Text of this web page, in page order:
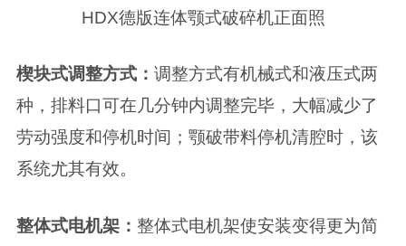
HDX德版连体颚式破碎机正面照
楔块式调整方式： 调整方式有机械式和液压式两
种，排料口可在几分钟内调整完毕，大幅减少了
劳动强度和停机时间；颚破带料停机清腔时，该
系统尤其有效。
整体式电机架： 整体式电机架使安装变得更为简